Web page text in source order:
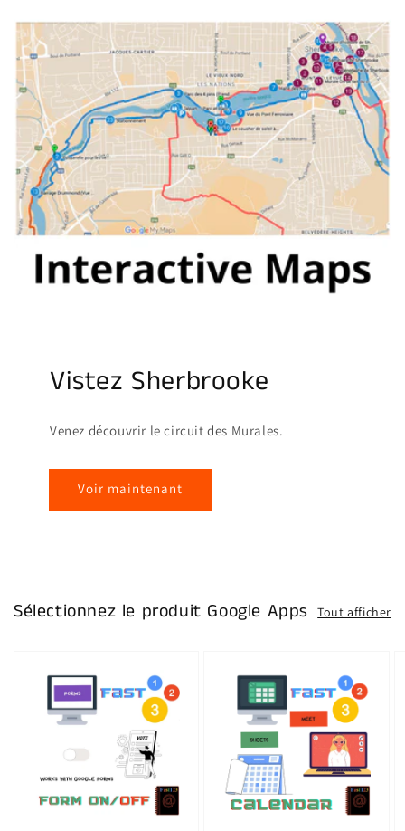
Vistez Sherbrooke
Venez découvrir le circuit des Murales.
Voir maintenant
Sélectionnez le produit Google Apps Tout afficher